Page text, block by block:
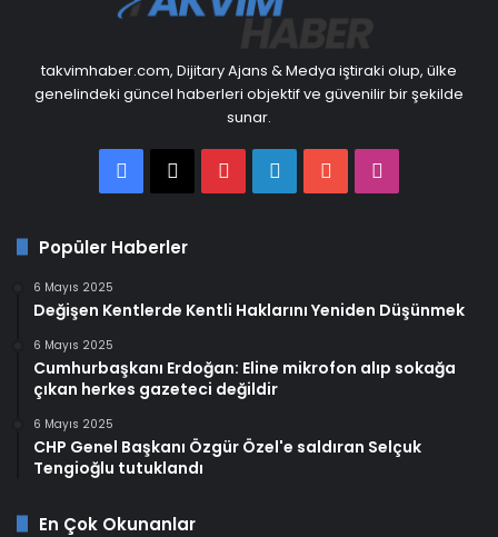
takvimhaber.com, Dijitary Ajans & Medya iştiraki olup, ülke
genelindeki güncel haberleri objektif ve güvenilir bir şekilde
sunar.
Facebook
X PinterestLinkedInYouTube
Popüler Haberler
6 Mayıs 2025
Değişen Kentlerde Kentli Haklarını Yeniden Düşünmek
6 Mayıs 2025
Cumhurbaşkanı Erdoğan: Eline mikrofon alıp sokağa
çıkan herkes gazeteci değildir
6 Mayıs 2025
CHP Genel Başkanı Özgür Özel'e saldıran Selçuk
Tengioğlu tutuklandı
En Çok Okunanlar